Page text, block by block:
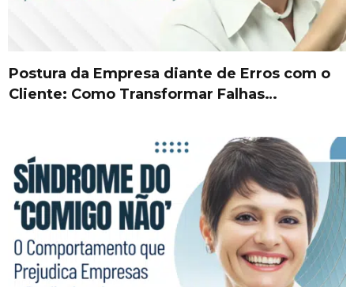
Postura da Empresa diante de Erros com o
Cliente: Como Transformar Falhas…